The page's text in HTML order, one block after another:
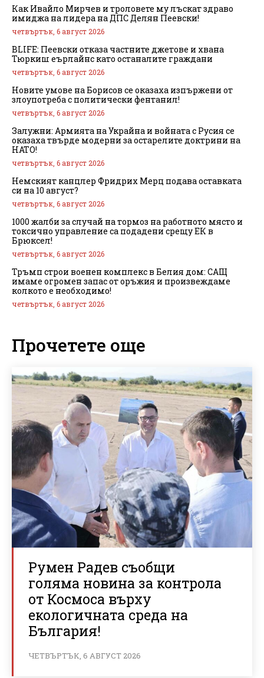
Как Ивайло Мирчев и троловете му лъскат здраво
имиджа на лидера на ДПС Делян Пеевски!
четвъртък, 6 август 2026
BLIFE: Пеевски отказа частните джетове и хвана
Тюркиш еърлайнс като останалите граждани
четвъртък, 6 август 2026
Новите умове на Борисов се оказаха изпържени от
злоупотреба с политически фентанил!
четвъртък, 6 август 2026
Залужни: Армията на Украйна и войната с Русия се
оказаха твърде модерни за остарелите доктрини на
НАТО!
четвъртък, 6 август 2026
Немският канцлер Фридрих Мерц подава оставката
си на 10 август?
четвъртък, 6 август 2026
1000 жалби за случай на тормоз на работното място и
токсично управление са подадени срещу ЕК в
Брюксел!
четвъртък, 6 август 2026
Тръмп строи военен комплекс в Белия дом: САЩ
имаме огромен запас от оръжия и произвеждаме
колкото е необходимо!
четвъртък, 6 август 2026
Прочетете още
Румен Радев съобщи
голяма новина за контрола
от Космоса върху
екологичната среда на
България!
ЧЕТВЪРТЪК, 6 АВГУСТ 2026